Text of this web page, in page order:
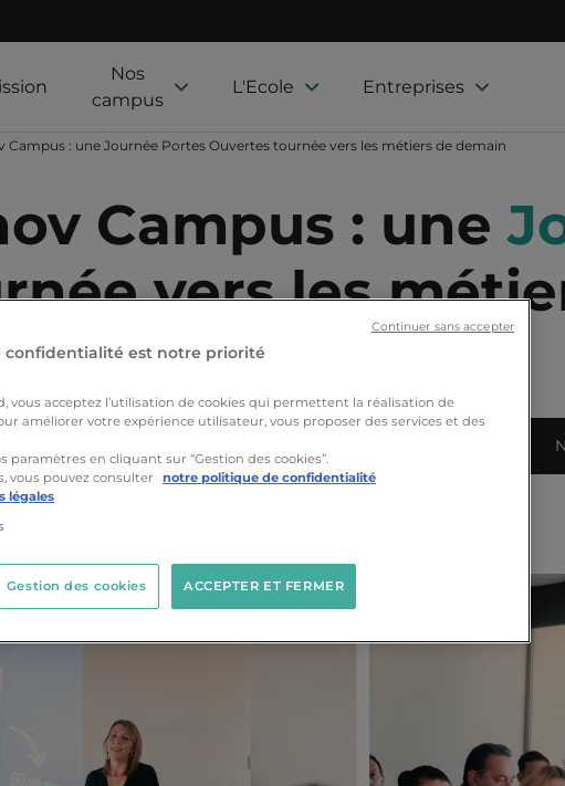
Nos
campus
L'Ecole Entreprises
Campus : une Journée Portes Ouvertes tournée vers les métiers de demain
Campus : une
vers les
confidentialité est notre priorité
vous acceptez l’utilisation de cookies qui permettent la réalisation de
améliorer votre expérience utilisateur, vous proposer des services et des
paramètres en cliquant sur “Gestion des cookies”.
vous pouvez consulter
notre politique de confidentialité
légales
ACCEPTER ET FERMER
Gestion des cookies
Continuer sans accepter